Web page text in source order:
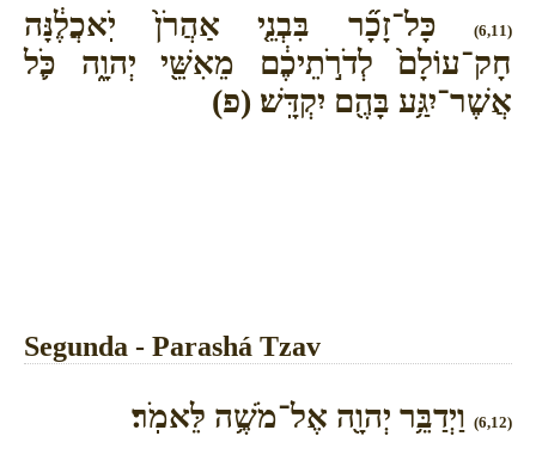
(6,11)
כָּל־זָכָ֞ר בִּבְנֵ֤י אַהֲרֹן֙ יֹֽאכֲלֶ֔נָּה
חָק־עוֹלָם֙ לְדֹרֹ֣תֵיכֶ֔ם מֵאִשֵּׁ֖י יְהוָ֑ה כֹּ֛ל
אֲשֶׁר־יִגַּ֥ע בָּהֶ֖ם יִקְדָּֽשׁ׃ (פ)
Segunda - Parashá Tzav
(6,12) וַיְדַבֵּ֥ר יְהוָ֖ה אֶל־מֹשֶׁ֥ה לֵּאמֹֽר׃